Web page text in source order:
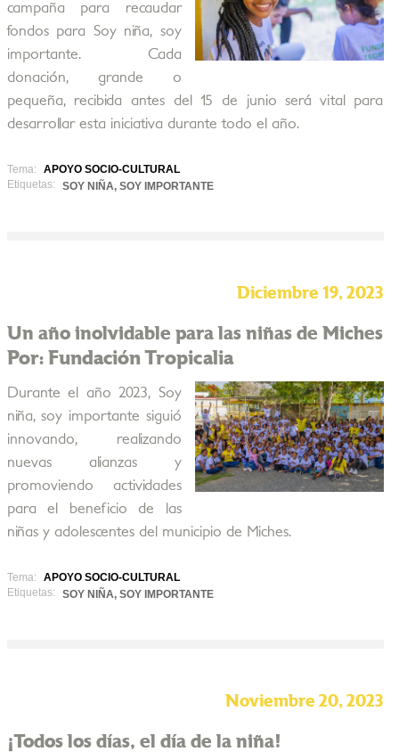
campaña para recaudar
fondos para Soy niña, soy
importante. Cada
donación, grande o
pequeña, recibida antes del 15 de junio será vital para
desarrollar esta iniciativa durante todo el año.
Tema:
APOYO SOCIO-CULTURAL
Etiquetas:
SOY NIÑA, SOY IMPORTANTE
Diciembre 19, 2023
Un año inolvidable para las niñas de Miches
Por: Fundación Tropicalia
Durante el año 2023, Soy
niña, soy importante siguió
innovando, realizando
nuevas alianzas y
promoviendo actividades
para el beneficio de las
niñas y adolescentes del municipio de Miches.
Tema:
APOYO SOCIO-CULTURAL
Etiquetas:
SOY NIÑA, SOY IMPORTANTE
Noviembre 20, 2023
¡Todos los días, el día de la niña!